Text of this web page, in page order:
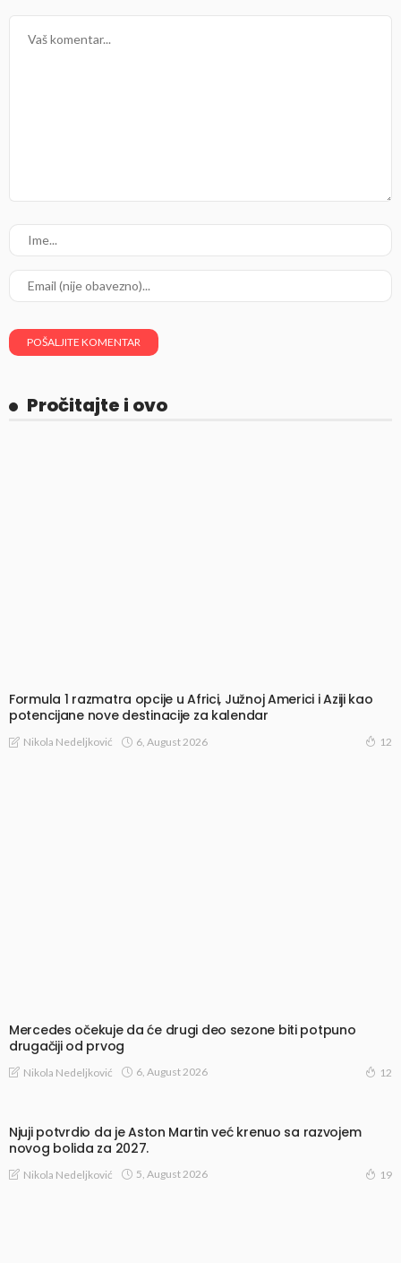
Pročitajte i ovo
Formula 1 razmatra opcije u Africi, Južnoj Americi i Aziji kao
potencijane nove destinacije za kalendar
Nikola Nedeljković 6, August 2026 12
Mercedes očekuje da će drugi deo sezone biti potpuno
drugačiji od prvog
Nikola Nedeljković 6, August 2026 12
Njuji potvrdio da je Aston Martin već krenuo sa razvojem
novog bolida za 2027.
Nikola Nedeljković 5, August 2026 19